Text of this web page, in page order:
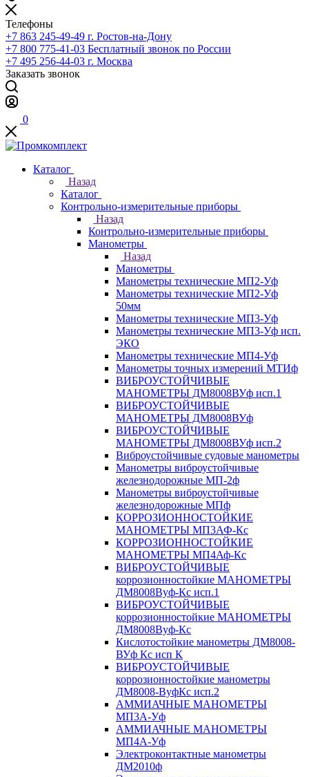
Телефоны
+7 863 245-49-49 г. Ростов-на-Дону
+7 800 775-41-03 Бесплатный звонок по России
+7 495 256-44-03 г. Москва
Заказать звонок
0
Каталог
Назад
Каталог
Контрольно-измерительные приборы
Назад
Контрольно-измерительные приборы
Манометры
Назад
Манометры
Манометры технические МП2-Уф
Манометры технические МП2-Уф
50мм
Манометры технические МП3-Уф
Манометры технические МП3-Уф исп.
ЭКО
Манометры технические МП4-Уф
Манометры точных измерений МТИф
ВИБРОУСТОЙЧИВЫЕ
МАНОМЕТРЫ ДМ8008ВУф исп.1
ВИБРОУСТОЙЧИВЫЕ
МАНОМЕТРЫ ДМ8008ВУф
ВИБРОУСТОЙЧИВЫЕ
МАНОМЕТРЫ ДМ8008ВУф исп.2
Виброустойчивые судовые манометры
Манометры виброустойчивые
железнодорожные МП-2ф
Манометры виброустойчивые
железнодорожные МПф
КОРРОЗИОННОСТОЙКИЕ
МАНОМЕТРЫ МП3АФ-Кс
КОРРОЗИОННОСТОЙКИЕ
МАНОМЕТРЫ МП4Аф-Кс
ВИБРОУСТОЙЧИВЫЕ
коррозионностойкие МАНОМЕТРЫ
ДМ8008Вуф-Кс исп.1
ВИБРОУСТОЙЧИВЫЕ
коррозионностойкие МАНОМЕТРЫ
ДМ8008Вуф-Кс
Кислотостойкие манометры ДМ8008-
ВУф Кс исп К
ВИБРОУСТОЙЧИВЫЕ
коррозионностойкие манометры
ДМ8008-ВуфКс исп.2
АММИАЧНЫЕ МАНОМЕТРЫ
МП3А-Уф
АММИАЧНЫЕ МАНОМЕТРЫ
МП4А-Уф
Электроконтактные манометры
ДМ2010ф